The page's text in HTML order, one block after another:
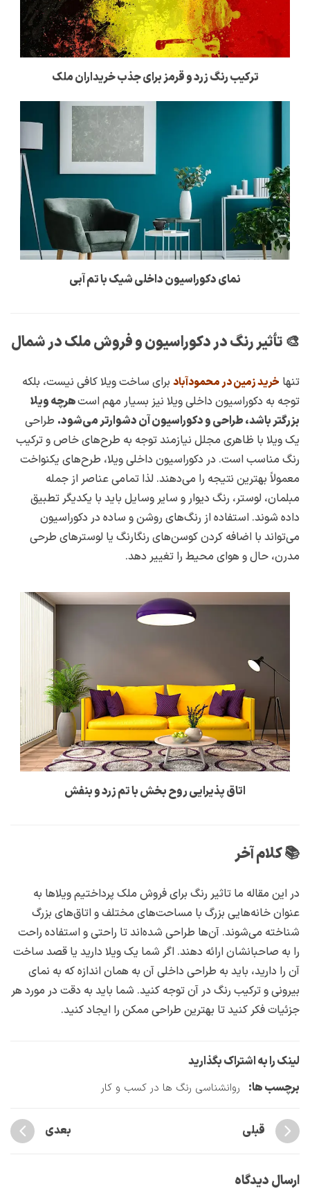
ترکیب رنگ زرد و قرمز برای جذب خریداران ملک
نمای دکوراسیون داخلی شیک با تم آبی
🎨 تأثیر رنگ در دکوراسیون و فروش ملک در شمال
تنها خرید زمین در محمودآباد برای ساخت ویلا کافی نیست، بلکه
توجه به دکوراسیون داخلی ویلا نیز بسیار مهم استهرچه ویلا
بزرگتر باشد، طراحی و دکوراسیون آن دشوارتر می‌شود. طراحی
یک ویلا با ظاهری مجلل نیازمند توجه به طرح‌های خاص و ترکیب
رنگ مناسب است. در دکوراسیون داخلی ویلا، طرح‌های یکنواخت
معمولاً بهترین نتیجه را می‌دهند. لذا تمامی عناصر از جمله
مبلمان، لوستر، رنگ دیوار و سایر وسایل باید با یکدیگر تطبیق
داده شوند. استفاده از رنگ‌های روشن و ساده در دکوراسیون
می‌تواند با اضافه کردن کوسن‌های رنگارنگ یا لوسترهای طرحی
مدرن، حال و هوای محیط را تغییر دهد.
اتاق پذیرایی روح بخش با تم زرد و بنفش
📚 کلام آخر
در این مقاله ما تاثیر رنگ برای فروش ملک پرداختیم ویلاها به
عنوان خانه‌هایی بزرگ با مساحت‌های مختلف و اتاق‌های بزرگ
شناخته می‌شوند. آن‌ها طراحی شده‌اند تا راحتی و استفاده راحت
را به صاحبانشان ارائه دهند. اگر شما یک ویلا دارید یا قصد ساخت
آن را دارید، باید به طراحی داخلی آن به همان اندازه که به نمای
بیرونی و ترکیب رنگ در آن توجه کنید. شما باید به دقت در مورد هر
جزئیات فکر کنید تا بهترین طراحی ممکن را ایجاد کنید.
لینک را به اشتراک بگذارید
برچسب ها:
روانشناسی رنگ ها در کسب و کار
قبلی بعدی
ارسال دیدگاه